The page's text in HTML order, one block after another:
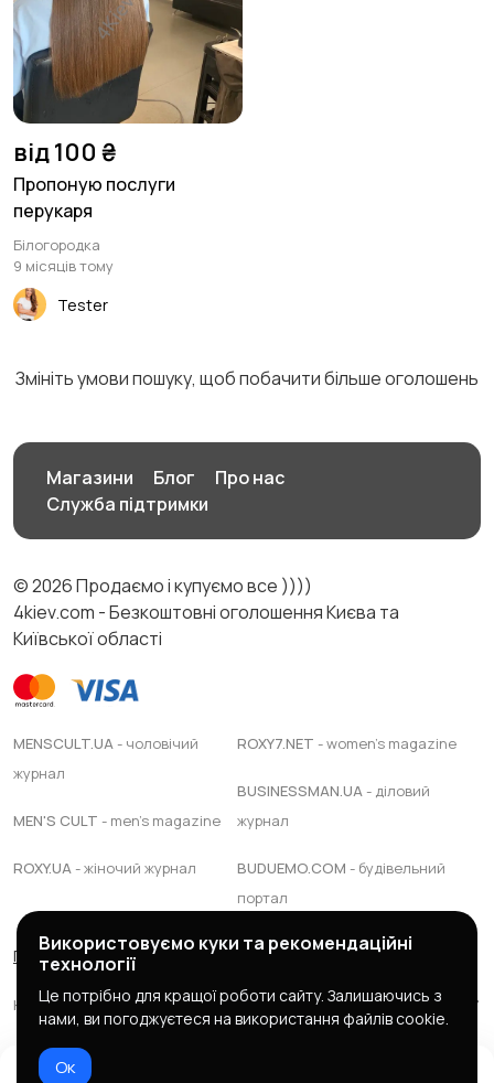
від 100 ₴
Пропоную послуги
перукаря
Білогородка
9 місяців тому
Tester
Змініть умови пошуку, щоб побачити більше оголошень
Магазини Блог
Про нас
Служба підтримки
© 2026 Продаємо і купуємо все ))))
4kiev.com - Безкоштовні оголошення Києва та
Київської області
MENSCULT.UA- чоловічий
журнал
MEN'S CULT - men's magazine
ROXY.UA- жіночий журнал
ROXY7.NET - women's magazine
BUSINESSMAN.UA- діловий
журнал
BUDUEMO.COM - будівельний
портал
Правила сервісу Політика конфіденційності
Юридична підтримка Адвокатське обєднання "ЯАС ПАРТНЕРС"
Використовуємо куки та рекомендаційні
технології
Це потрібно для кращої роботи сайту. Залишаючись з
нами, ви погоджуєтеся на використання файлів cookie.
Ок